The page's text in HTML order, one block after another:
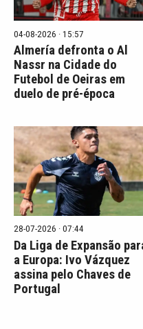
04-08-2026 · 15:57
Almería defronta o Al
Nassr na Cidade do
Futebol de Oeiras em
duelo de pré-época
28-07-2026 · 07:44
Da Liga de Expansão
a Europa: Ivo Vázquez
assina pelo Chaves de
Portugal